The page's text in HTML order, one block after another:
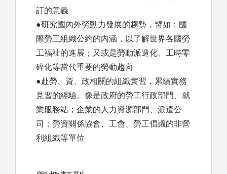
訂的意義
●研究國內外勞動力發展的趨勢，譬如：國
際勞工組織公約的內涵，以了解世界各國勞
工福祉的進展；又或是勞動派遣化、工時零
碎化等當代重要的勞動趨向
●赴勞、資、政相關的組織實習，累績實務
見習的經驗。像是政府的勞工行政部門、就
業服務站；企業的人力資源部門、派遣公
司；勞資關係協會、工會、勞工倡議的非營
利組織等單位